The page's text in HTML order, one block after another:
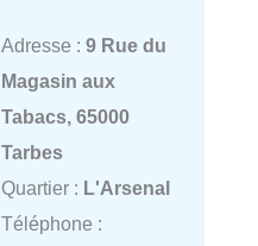
Adresse : 9 Rue du
Magasin aux
Tabacs, 65000
Tarbes
Quartier : L'Arsenal
Téléphone :